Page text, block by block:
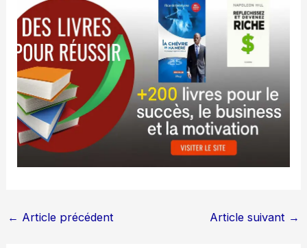
← Article précédent Article suivant →